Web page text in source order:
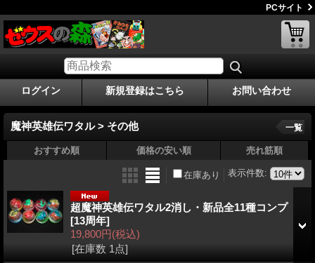
PCサイト
ログイン 新規登録はこちら お問い合わせ
魔神英雄伝ワタル > その他 一覧
おすすめ順 価格の安い順 売れ筋順
表示件数:
在庫あり
超魔神英雄伝ワタル2消し・新品全11種コンプ
[13周年]
19,800円(税込)
[在庫数 1点]